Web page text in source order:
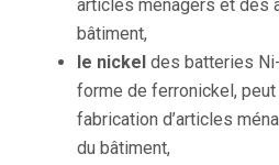
articles ménagers et des
bâtiment,
le nickel des batteries
forme de ferronickel,
fabrication d’articles
du bâtiment,